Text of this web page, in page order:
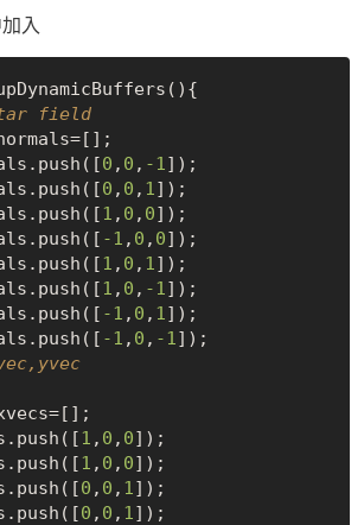
入
field
0 , 0 , -1]);
0 , 0 , 1]);
1 , 0 , 0]);
-1 , 0 , 0]);
1 , 0 , 1]);
1 , 0 , -1]);
-1 , 0 , 1]);
-1 , 0 , -1]);
1 , 0 , 0]);
1 , 0 , 0]);
0 , 0 , 1]);
0 , 0 , 1]);